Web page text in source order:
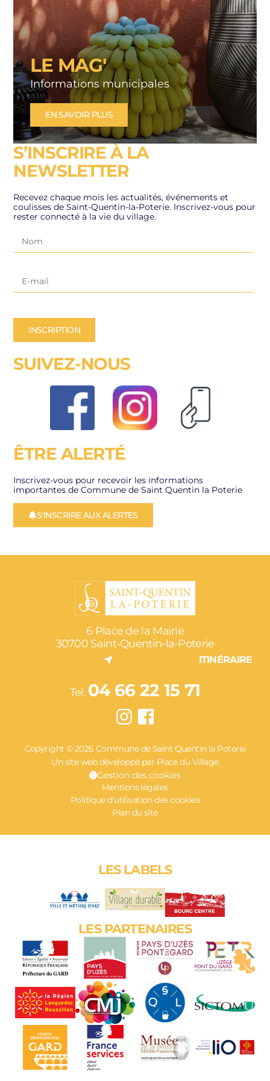
LE MAG'
Informations municipales
EN SAVOIR PLUS
S’INSCRIRE À LA
NEWSLETTER
Recevez chaque mois les actualités, événements et
coulisses de Saint-Quentin-la-Poterie. Inscrivez-vous pour
rester connecté à la vie du village.
INSCRIPTION
SUIVEZ-NOUS
ÊTRE ALERTÉ
Inscrivez-vous pour recevoir les informations
importantes de Commune de Saint Quentin la Poterie
S'INSCRIRE AUX ALERTES
6 Place de la Mairie
30700 Saint-Quentin-la-Poterie
ITINÉRAIRE
Tel. 04 66 22 15 71
Copyright © 2026 Commune de Saint Quentin la Poterie
Un site web développé par Place du Village
Gestion des cookies
Mentions légales
Politique d’utilisation des cookies
Plan du site
LES LABELS
LES PARTENAIRES